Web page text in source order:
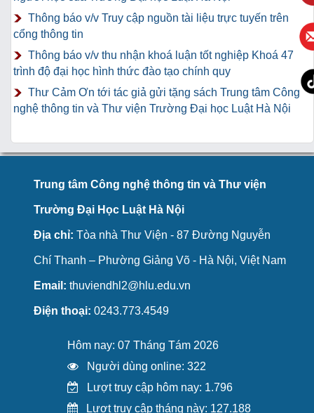
Thông báo v/v Truy cập nguồn tài liệu trực tuyến trên
cổng thông tin
Thông báo v/v thu nhận khoá luận tốt nghiệp Khoá 47
trình độ đại học hình thức đào tạo chính quy
Thư Cảm Ơn tới tác giả gửi tặng sách Trung tâm Công
nghệ thông tin và Thư viện Trường Đại học Luật Hà Nội
Trung tâm Công nghệ thông tin và Thư viện
Trường Đại Học Luật Hà Nội
Địa chỉ: Tòa nhà Thư Viện - 87 Đường Nguyễn
Chí Thanh – Phường Giảng Võ - Hà Nội, Việt Nam
Email: thuviendhl2@hlu.edu.vn
Điện thoại: 0243.773.4549
Hôm nay: 07 Tháng Tám 2026
Người dùng online: 322
Lượt truy cập hôm nay: 1.796
Lượt truy cập tháng này: 127.188